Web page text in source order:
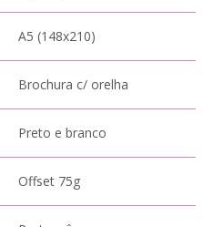
A5 (148x210)
Brochura c/ orelha
Preto e branco
Offset 75g